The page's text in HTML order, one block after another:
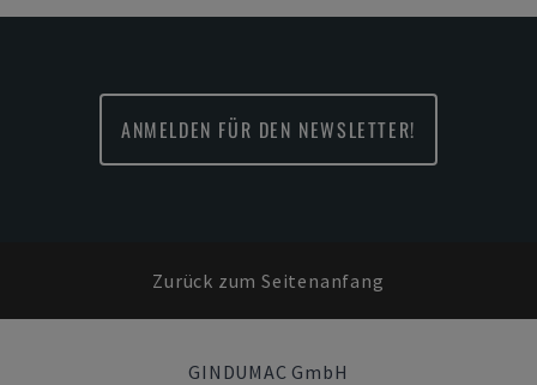
ANMELDEN FÜR DEN NEWSLETTER!
Zurück zum Seitenanfang
GINDUMAC GmbH